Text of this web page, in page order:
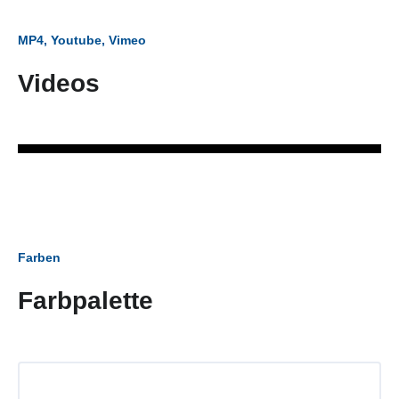
MP4, Youtube, Vimeo
Videos
Farben
Farbpalette